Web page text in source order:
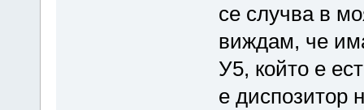
се случва в
виждам, че
У5, който е
е диспозитор